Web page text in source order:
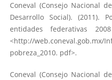
Coneval (Consejo Nacional
Desarrollo Social). (2011).
entidades federativas
<http://web.coneval.gob.mx/
pobreza_2010. pdf>.
Coneval (Consejo Nacional